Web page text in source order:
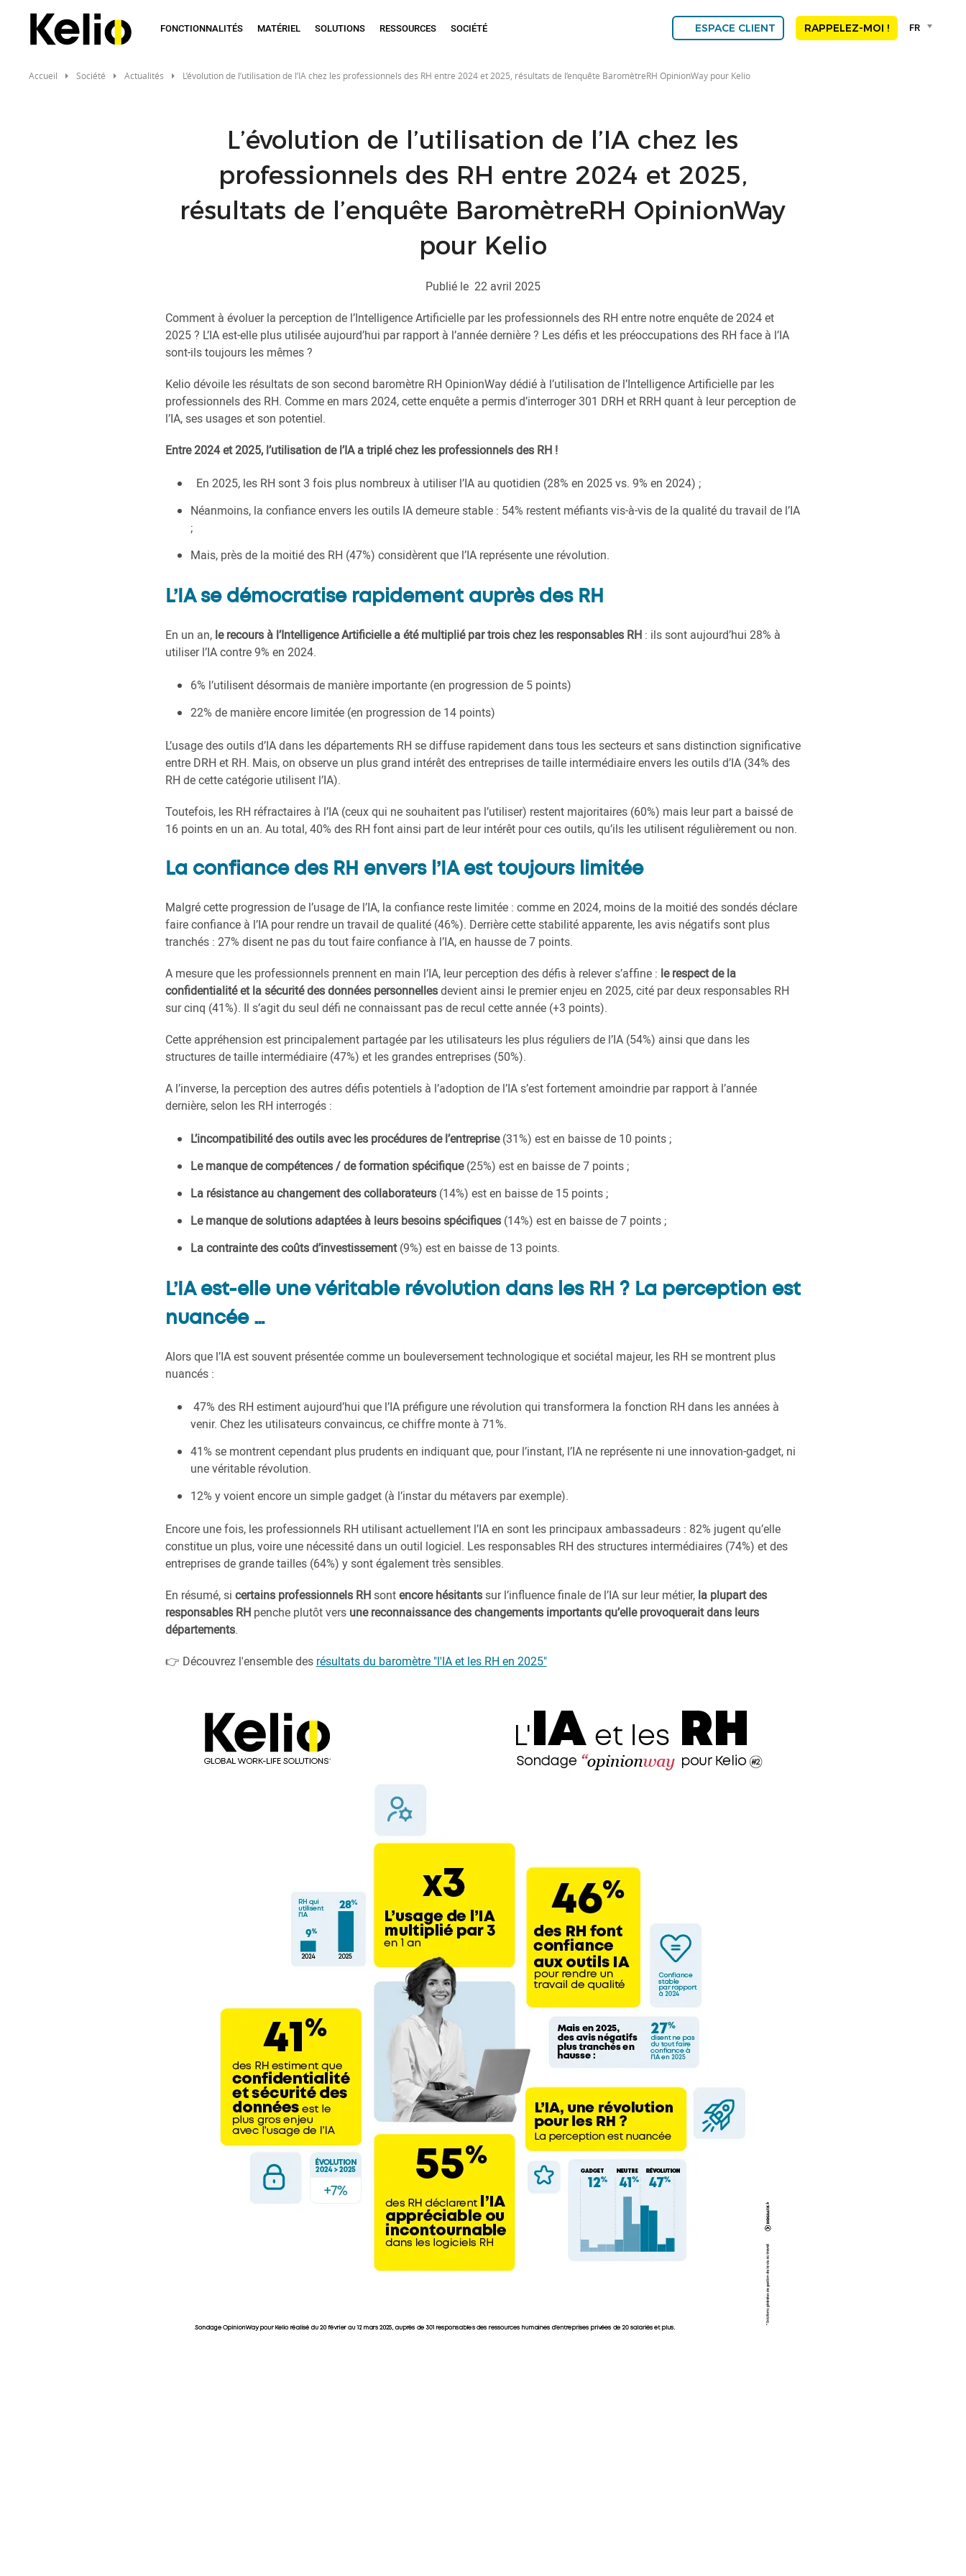
contenu
FONCTIONNALITÉS MATÉRIEL SOLUTIONS RESSOURCES SOCIÉTÉ ESPACE CLIENT RAPPELEZ-MOI !
Language
FR
Accueil Société Actualités L’évolution de l’utilisation de l’IA chez les professionnels des RH entre 2024 et 2025, résultats de l’enquête BaromètreRH OpinionWay pour Kelio
L’évolution de l’utilisation de l’IA chez les
professionnels des RH entre 2024 et 2025,
résultats de l’enquête BaromètreRH OpinionWay
pour Kelio
Publié le 22 avril 2025
Comment à évoluer la perception de l’Intelligence Artificielle par les professionnels des RH entre notre enquête de 2024 et
2025 ? L’IA est-elle plus utilisée aujourd’hui par rapport à l’année dernière ? Les défis et les préoccupations des RH face à l’IA
sont-ils toujours les mêmes ?
Kelio dévoile les résultats de son second baromètre RH OpinionWay dédié à l’utilisation de l’Intelligence Artificielle par les
professionnels des RH. Comme en mars 2024, cette enquête a permis d’interroger 301 DRH et RRH quant à leur perception de
l’IA, ses usages et son potentiel.
Entre 2024 et 2025, l’utilisation de l’IA a triplé chez les professionnels des RH !
En 2025, les RH sont 3 fois plus nombreux à utiliser l’IA au quotidien (28% en 2025 vs. 9% en 2024) ;
Néanmoins, la confiance envers les outils IA demeure stable : 54% restent méfiants vis-à-vis de la qualité du travail de l’IA
;
Mais, près de la moitié des RH (47%) considèrent que l’IA représente une révolution.
L’IA se démocratise rapidement auprès des RH
En un an,le recours à l’Intelligence Artificielle a été multiplié par trois chez les responsables RH: ils sont aujourd’hui 28% à
utiliser l’IA contre 9% en 2024.
6% l’utilisent désormais de manière importante (en progression de 5 points)
22% de manière encore limitée (en progression de 14 points)
L’usage des outils d’IA dans les départements RH se diffuse rapidement dans tous les secteurs et sans distinction significative
entre DRH et RH. Mais, on observe un plus grand intérêt des entreprises de taille intermédiaire envers les outils d’IA (34% des
RH de cette catégorie utilisent l’IA).
Toutefois, les RH réfractaires à l’IA (ceux qui ne souhaitent pas l’utiliser) restent majoritaires (60%) mais leur part a baissé de
16 points en un an. Au total, 40% des RH font ainsi part de leur intérêt pour ces outils, qu’ils les utilisent régulièrement ou non.
La confiance des RH envers l’IA est toujours limitée
Malgré cette progression de l’usage de l’IA, la confiance reste limitée : comme en 2024, moins de la moitié des sondés déclare
faire confiance à l’IA pour rendre un travail de qualité (46%). Derrière cette stabilité apparente, les avis négatifs sont plus
tranchés : 27% disent ne pas du tout faire confiance à l’IA, en hausse de 7 points.
A mesure que les professionnels prennent en main l’IA, leur perception des défis à relever s’affine : le respect de la
confidentialité et la sécurité des données personnellesdevient ainsi le premier enjeu en 2025, cité par deux responsables RH
sur cinq (41%). Il s’agit du seul défi ne connaissant pas de recul cette année (+3 points).
Cette appréhension est principalement partagée par les utilisateurs les plus réguliers de l’IA (54%) ainsi que dans les
structures de taille intermédiaire (47%) et les grandes entreprises (50%).
A l’inverse, la perception des autres défis potentiels à l’adoption de l’IA s’est fortement amoindrie par rapport à l’année
dernière, selon les RH interrogés :
L’incompatibilité des outils avec les procédures de l’entreprise(31%) est en baisse de 10 points ;
Le manque de compétences / de formation spécifique(25%) est en baisse de 7 points ;
La résistance au changement des collaborateurs(14%) est en baisse de 15 points ;
Le manque de solutions adaptées à leurs besoins spécifiques(14%) est en baisse de 7 points ;
La contrainte des coûts d’investissement(9%) est en baisse de 13 points.
L’IA est-elle une véritable révolution dans les RH ? La perception est
nuancée …
Alors que l’IA est souvent présentée comme un bouleversement technologique et sociétal majeur, les RH se montrent plus
nuancés :
47% des RH estiment aujourd’hui que l’IA préfigure une révolution qui transformera la fonction RH dans les années à
venir. Chez les utilisateurs convaincus, ce chiffre monte à 71%.
41% se montrent cependant plus prudents en indiquant que, pour l’instant, l’IA ne représente ni une innovation-gadget, ni
une véritable révolution.
12% y voient encore un simple gadget (à l’instar du métavers par exemple).
Encore une fois, les professionnels RH utilisant actuellement l’IA en sont les principaux ambassadeurs : 82% jugent qu’elle
constitue un plus, voire une nécessité dans un outil logiciel. Les responsables RH des structures intermédiaires (74%) et des
entreprises de grande tailles (64%) y sont également très sensibles.
En résumé, si certains professionnels RHsontencore hésitantssur l’influence finale de l’IA sur leur métier, la plupart des
responsables RHpenche plutôt vers une reconnaissance des changements importants qu’elle provoquerait dans leurs
départements.
👉 Découvrez l'ensemble des résultats du baromètre "l'IA et les RH en 2025"